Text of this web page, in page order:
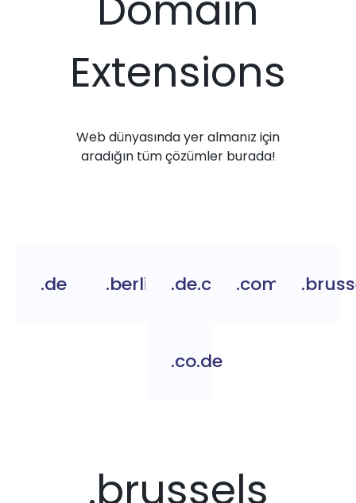
Extensions
Web dünyasında yer almanız için
aradığın tüm çözümler burada!
.de .berlin .de.com.com.de
.co.de
.brussels